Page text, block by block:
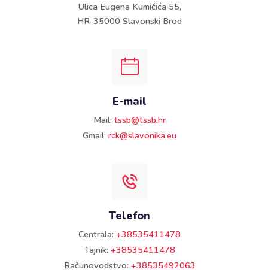
Ulica Eugena Kumičića 55,
HR-35000 Slavonski Brod
E-mail
Mail: tssb@tssb.hr
Gmail: rck@slavonika.eu
Telefon
Centrala: +38535411478
Tajnik: +38535411478
Računovodstvo: +38535492063